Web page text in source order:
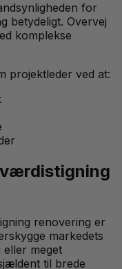
for
betydeligt. Overvej
komplekse
projektleder ved at:
værdistigning
renovering er
markedets
eller meget
til brede